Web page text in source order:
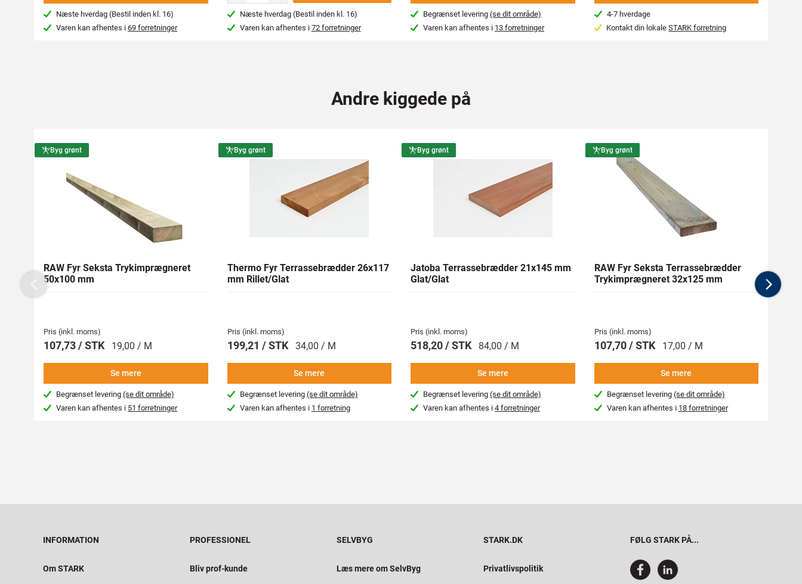
Næste hverdag (Bestil inden kl. 16)
Varen kan afhentes i69 forretninger
Næste hverdag (Bestil inden kl. 16)
Varen kan afhentes i 72 forretninger
Begrænset levering(se dit område)
Varen kan afhentes i 13 forretninger
4-7 hverdage
Kontakt din lokaleSTARK forretning
Andre kiggede på
Byg grønt
RAW Fyr Seksta Trykimprægneret
50x100 mm
Pris (inkl. moms)
107,73 / STK 19,00 / M
Se mere
Begrænset levering(se dit område)
Varen kan afhentes i 51 forretninger
Byg grønt
Thermo Fyr Terrassebrædder 26x117
mm Rillet/Glat
Pris (inkl. moms)
199,21 / STK 34,00 / M
Se mere
Begrænset levering (se dit område)
Varen kan afhentes i 1 forretning
Byg grønt
Jatoba Terrassebrædder 21x145 mm
Glat/Glat
Pris (inkl. moms)
518,20 / STK 84,00 / M
Se mere
Begrænset levering(se dit område)
Varen kan afhentes i4 forretninger
Byg grønt
RAW Fyr Seksta Terrassebrædder
Trykimprægneret 32x125 mm
Pris (inkl. moms)
107,70 / STK 17,00 / M
Se mere
Begrænset levering (se dit område)
Varen kan afhentes i 18 forretninger
mm
Previous
INFORMATION
Om STARK
PROFESSIONEL
Bliv prof-kunde
SELVBYG
Læs mere om SelvByg
STARK.DK
Privatlivspolitik
FØLG STARK PÅ...